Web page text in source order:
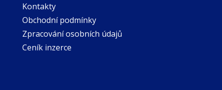
Kontakty
Obchodní podmínky
Zpracování osobních údajů
Ceník inzerce